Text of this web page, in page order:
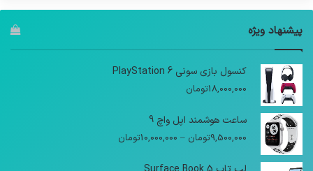
پیشنهاد ویژه
کنسول بازی سونی PlayStation 6
18,000,000تومان
ساعت هوشمند اپل واچ 9
9,500,000تومان –
10,000,000تومان